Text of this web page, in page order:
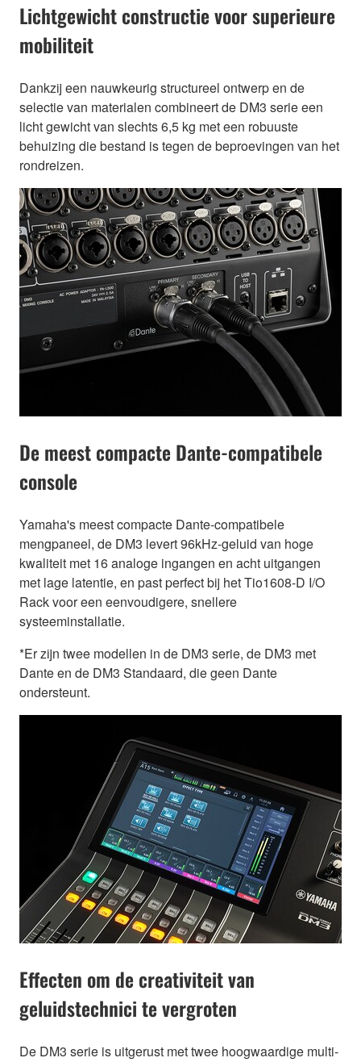
Lichtgewicht constructie voor superieure
mobiliteit
Dankzij een nauwkeurig structureel ontwerp en de
selectie van materialen combineert de DM3 serie een
licht gewicht van slechts 6,5 kg met een robuuste
behuizing die bestand is tegen de beproevingen van het
rondreizen.
De meest compacte Dante-compatibele
console
Yamaha's meest compacte Dante-compatibele
mengpaneel, de DM3 levert 96kHz-geluid van hoge
kwaliteit met 16 analoge ingangen en acht uitgangen
met lage latentie, en past perfect bij het Tio1608-D I/O
Rack voor een eenvoudigere, snellere
systeeminstallatie.
*Er zijn twee modellen in de DM3 serie, de DM3 met
Dante en de DM3 Standaard, die geen Dante
ondersteunt.
Effecten om de creativiteit van
geluidstechnici te vergroten
De DM3 serie is uitgerust met twee hoogwaardige multi-